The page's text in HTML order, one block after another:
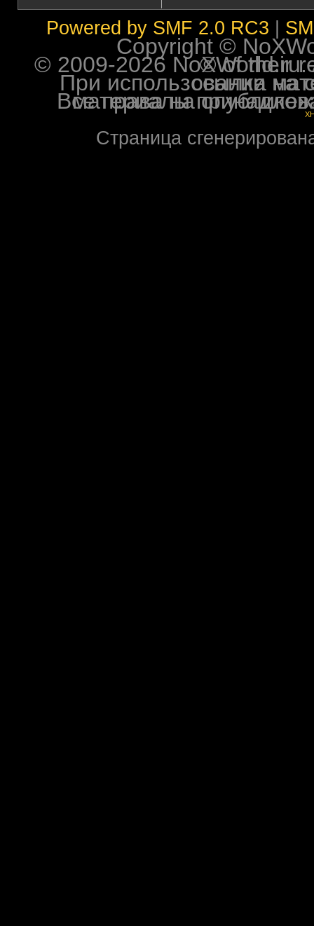
Powered by SMF 2.0 RC3
Copyright ©
© 2009-2026 NoXWorld.ru. All
При использовании
Все права на опубликованные на форуме
Страница